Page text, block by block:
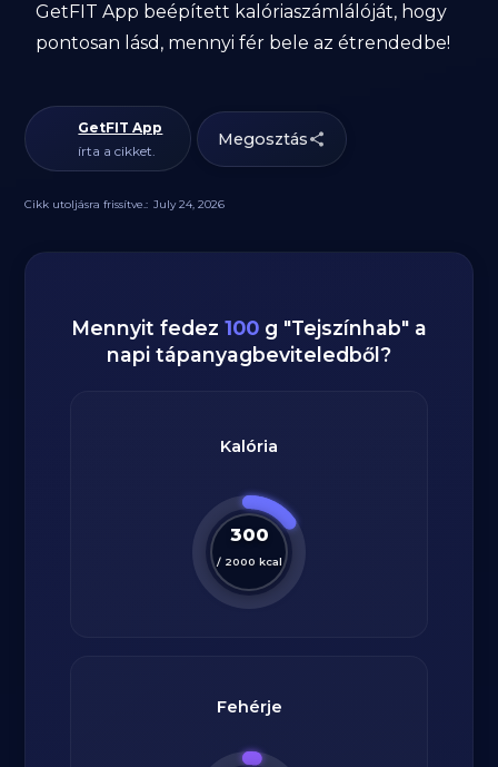
GetFIT App beépített kalóriaszámlálóját, hogy
pontosan lásd, mennyi fér bele az étrendedbe!
GetFIT App
írta a cikket.
Megosztás
Cikk utoljásra frissítve.: July 24, 2026
Mennyit fedez 100 g "Tejszínhab" a
napi tápanyagbeviteledből?
Kalória
300
/ 2000 kcal
Fehérje